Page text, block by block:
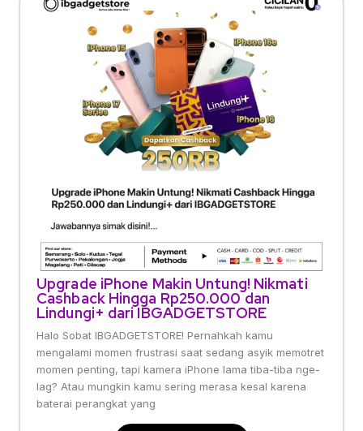
Upgrade iPhone Makin Untung! Nikmati
Cashback Hingga Rp250.000 dan
Lindungi+ dari IBGADGETSTORE
Halo Sobat IBGADGETSTORE! Pernahkah kamu
mengalami momen frustrasi saat sedang asyik memotret
momen penting, tapi kamera iPhone lama tiba-tiba nge-
lag? Atau mungkin kamu sering merasa kesal karena
baterai perangkat yang